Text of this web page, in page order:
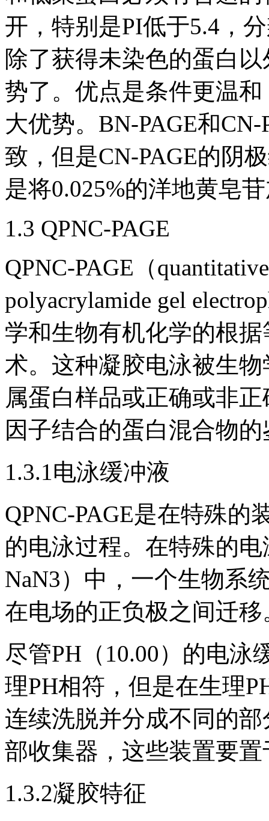
开，特别是PI低于5.4，
除了获得未染色的蛋白
势了。优点是条件更温
大优势。BN-PAGE和
致，但是CN-PAGE的阴
是将0.025%的洋地黄皂
1.3 QPNC-PAGE
QPNC-PAGE（
polyacrylamide gel
学和生物有机化学的根
术。这种凝胶电泳被生
属蛋白样品或正确或非
因子结合的蛋白混合物
1.3.1电泳缓冲液
QPNC-PAGE是在特殊的
的电泳过程。在特殊的
NaN3）中，一个生物系
在电场的正负极之间迁移
尽管PH（10.00）的电泳
理PH相符，但是在生理
连续洗脱并分成不同的
部收集器，这些装置要
1.3.2凝胶特征